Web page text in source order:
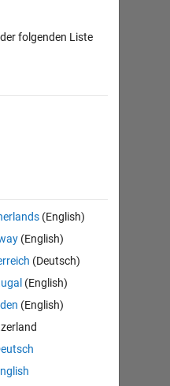
folgenden Liste
(English)
(English)
(Deutsch)
(English)
(English)